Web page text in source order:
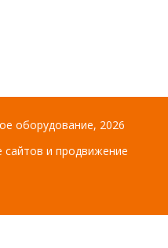
оборудование, 2026
сайтов и продвижение